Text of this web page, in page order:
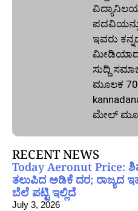
ಇವರು
ಮೀಡಿಯಾದ
ಸುದ್ದಿ
ಮೂಲಕ
ಮೇಲ್‌
RECENT NEWS
Today Aeronut Price:
ತಲುಪಿದ ಅಡಿಕೆ ದರ; ರಾಜ್ಯದ
ಬೆಲೆ ಪಟ್ಟಿ ಇಲ್ಲಿದೆ
July 3, 2026